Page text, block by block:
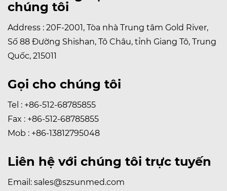
chúng tôi
Address : 20F-2001, Tòa nhà Trung tâm Gold River,
Số 88 Đường Shishan, Tô Châu, tỉnh Giang Tô, Trung
Quốc, 215011
Gọi cho chúng tôi
Tel : +86-512-68785855
Fax : +86-512-68785855
Mob : +86-13812795048
Liên hệ với chúng tôi trực tuyến
Email: sales@szsunmed.com